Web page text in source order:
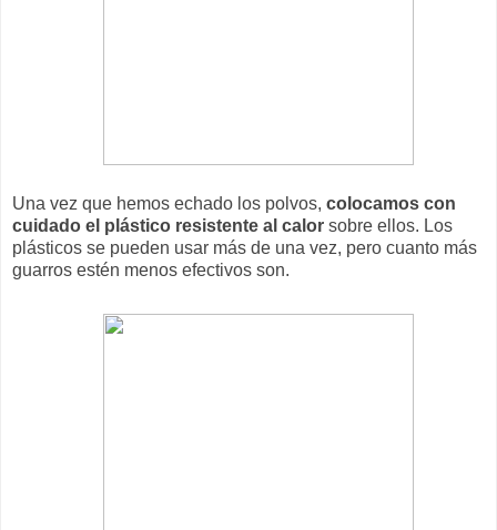
Una vez que hemos echado los polvos, colocamos con
cuidado el plástico resistente al calor sobre ellos. Los
plásticos se pueden usar más de una vez, pero cuanto más
guarros estén menos efectivos son.